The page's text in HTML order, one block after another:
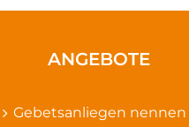
ANGEBOTE
Gebetsanliegen nennen